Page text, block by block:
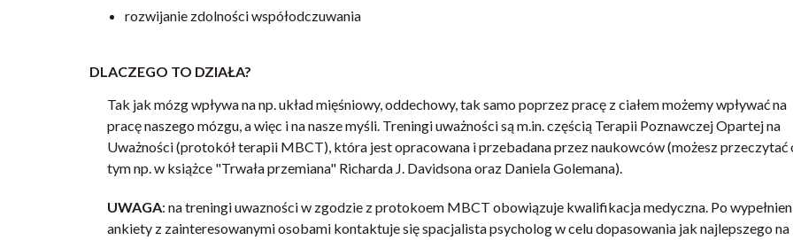
rozwijanie zdolności współodczuwania
DLACZEGO TO DZIAŁA?
Tak jak mózg wpływa na np. układ mięśniowy, oddechowy, tak samo poprzez pracę z ciałem możemy wpływać na
pracę naszego mózgu, a więc i na nasze myśli. Treningi uważności są m.in. częścią Terapii Poznawczej Opartej na
Uważności (protokół terapii MBCT), która jest opracowana i przebadana przez naukowców (możesz przeczytać
tym np. w książce "Trwała przemiana" Richarda J. Davidsona oraz Daniela Golemana).
UWAGA: na treningi uwazności w zgodzie z protokoem MBCT obowiązuje kwalifikacja medyczna. Po
ankiety z zainteresowanymi osobami kontaktuje się spacjalista psycholog w celu dopasowania jak najlepszego na